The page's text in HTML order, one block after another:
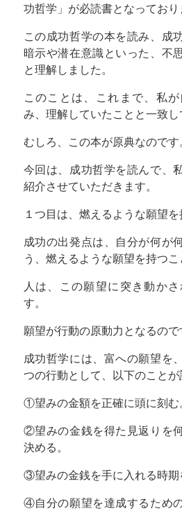
功哲学」が必読書となっており
この成功哲学の本を読み、成
暗示や潜在意識といった、不
と理解しました。
このことは、これまで、私
み、理解していたことと一致し
むしろ、この本が原典なのです。
今回は、成功哲学を読んで、
紹介させていただきます。
１つ目は、燃えるような願望を
成功の出発点は、自分が何が
う、燃えるような願望を持つこ
人は、この願望に突き動か
す。
願望が行動の原動力となるので
成功哲学には、富への願望を
つの行動として、以下のことが
①望みの金額を正確に頭に刻む。
②望みの金銭を得た見返りを
決める。
③望みの金銭を手に入れる時期
④自分の願望を達成するため